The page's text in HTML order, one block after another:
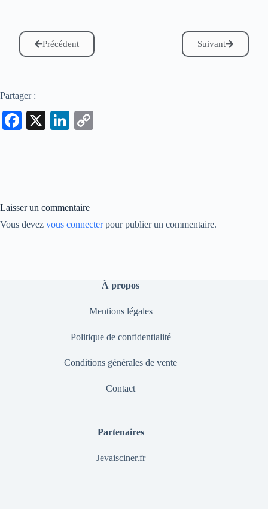
Précédent Suivant
Partager :
Fa
X
Li
Laisser un commentaire
Vous devez vous connecterpour publier un commentaire.
À propos
Mentions légales
Politique de confidentialité
Conditions générales de vente
Contact
Partenaires
Jevaisciner.fr